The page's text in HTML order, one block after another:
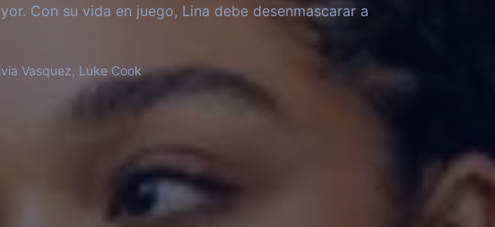
Con su vida en juego, Lina debe desenmascarar a
Vasquez, Luke Cook